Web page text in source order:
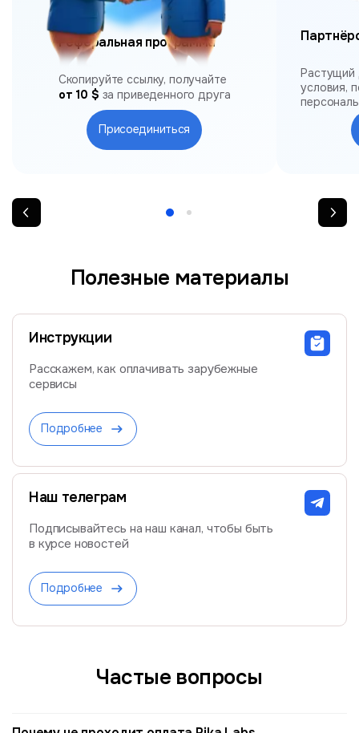
Реферальная программа
Скопируйте ссылку, получайте
от 10 $ за приведенного друга
Присоединиться
Растущий
условия,
Полезные материалы
Инструкции
Расскажем, как оплачивать зарубежные
сервисы
Подробнее
Наш телеграм
Подписывайтесь на наш канал, чтобы быть
в курсе новостей
Подробнее
Частые вопросы